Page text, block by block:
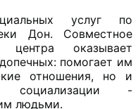
услуг по
Дон.
Совместное
оказывает
помогает им
отношения, но и
-
людьми.